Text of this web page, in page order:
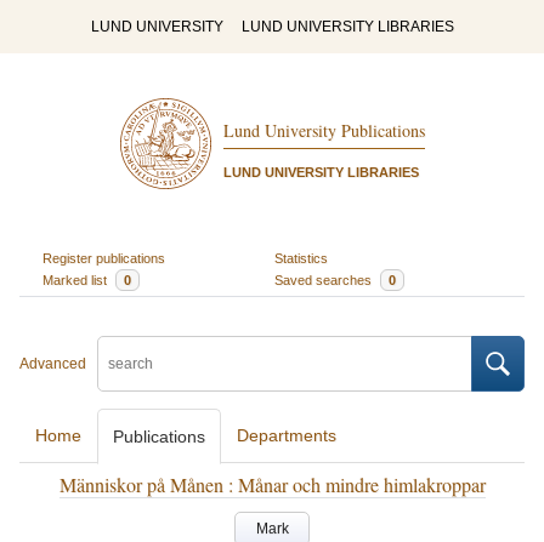
LUND UNIVERSITY LUND UNIVERSITY LIBRARIES
Lund University Publications
LUND UNIVERSITY LIBRARIES
Register publications
Statistics
Marked list
0 Saved searches 0
Advanced
Home Publications Departments
Människor på Månen : Månar och mindre himlakroppar
Mark